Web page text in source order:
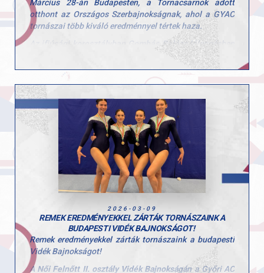
Március 28-án Budapesten, a Tornacsarnok adott
otthont az Országos Szerbajnokságnak, ahol a GYAC
tornászai több kiváló eredménnyel tértek haza.
Az ifjúsági korosztályban Gombás Balázs lólengésben
a „Magyar Köztársaság Szerbajnoka” címet szerezte
meg. Emellett nyújton a 2., gyűrűn pedig a 4. helyen
A kadet mezőnyben Körmendi Zerind ugrásban lett a
„Magyar Köztársaság Szerbajnoka”. Talajon
ezüstérmet szerzett, korláton pedig a 4. helyen zárt.
hétvége eredményei jól mutatják a szakosztályban
zajló tudatos és következetes munkát, valamint a
versenyzők fejlődését.
Gratulálunk a sportolóknak és edzőiknek a
teljesítményhez. Hajrá GYAC!
2026-03-09
REMEK EREDMÉNYEKKEL ZÁRTÁK TORNÁSZAINK A
BUDAPESTI VIDÉK BAJNOKSÁGOT!
Remek eredményekkel zárták tornászaink a budapesti
Vidék Bajnokságot!
A Női Felnőtt II. osztály Vidék Bajnokságána Győri AC